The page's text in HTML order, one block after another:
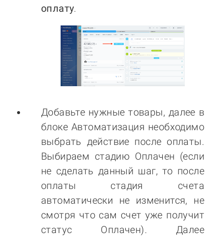
оплату.
Добавьте нужные товары, далее в
блоке Автоматизация необходимо
выбрать действие после оплаты.
Выбираем стадию Оплачен (если
не сделать данный шаг, то после
оплаты стадия счета
автоматически не изменится, не
смотря что сам счет уже получит
статус Оплачен). Далее